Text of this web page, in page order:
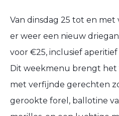
Van dinsdag 25 tot en met
er weer een nieuw
voor €25, inclusief
Dit weekmenu brengt het
met verfijnde gerechten
gerookte forel, ballotine